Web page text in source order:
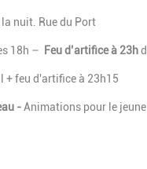
la nuit. Rue du Port
18h – Feu d’artifice à 23h
feu d'artifice à 23h15
-Animations pour le